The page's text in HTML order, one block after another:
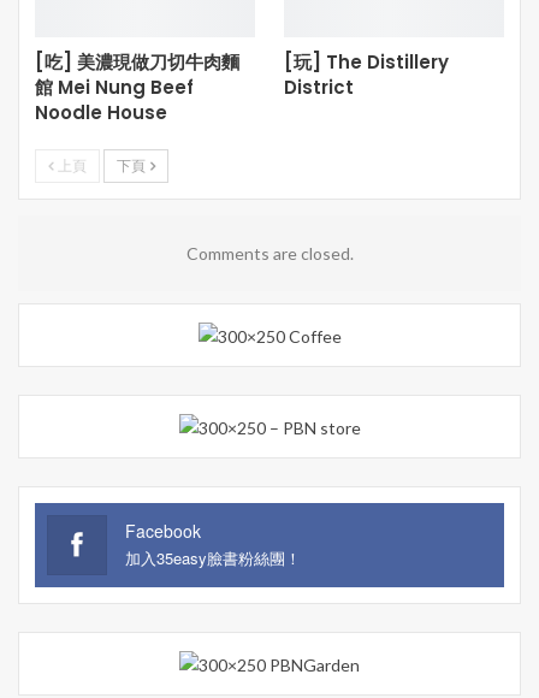
[吃] 美濃現做刀切牛肉麵
館 Mei Nung Beef
Noodle House
[玩] The Distillery
District
上頁 下頁
Comments are closed.
Facebook
加入35easy臉書粉絲團！